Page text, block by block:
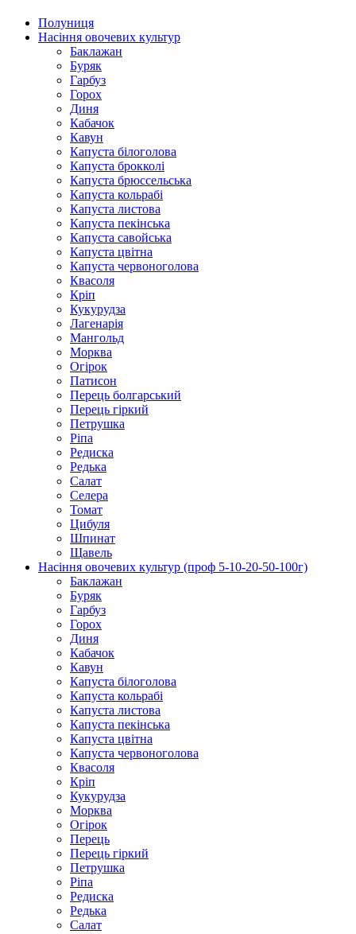
Полуниця
Насіння овочевих культур
Баклажан
Буряк
Гарбуз
Горох
Диня
Кабачок
Кавун
Капуста білоголова
Капуста брокколі
Капуста брюссельська
Капуста кольрабі
Капуста листова
Капуста пекінська
Капуста савойська
Капуста цвітна
Капуста червоноголова
Квасоля
Кріп
Кукурудза
Лагенарія
Мангольд
Морква
Огірок
Патисон
Перець болгарський
Перець гіркий
Петрушка
Ріпа
Редиска
Редька
Салат
Селера
Томат
Цибуля
Шпинат
Щавель
Насіння овочевих культур (проф 5-10-20-50-100г)
Баклажан
Буряк
Гарбуз
Горох
Диня
Кабачок
Кавун
Капуста білоголова
Капуста кольрабі
Капуста листова
Капуста пекінська
Капуста цвітна
Капуста червоноголова
Квасоля
Кріп
Кукурудза
Морква
Огірок
Перець
Перець гіркий
Петрушка
Ріпа
Редиска
Редька
Салат